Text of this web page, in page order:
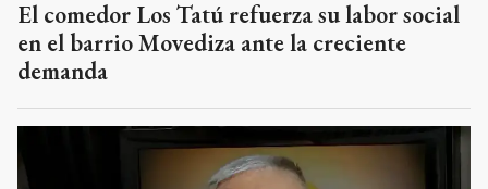
El comedor Los Tatú refuerza su labor social
en el barrio Movediza ante la creciente
demanda